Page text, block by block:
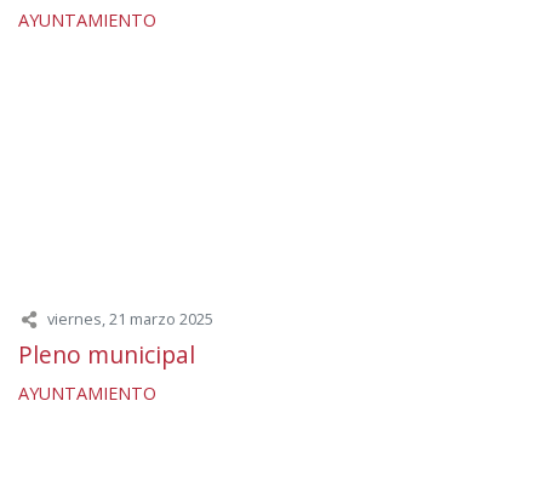
AYUNTAMIENTO
viernes, 21 marzo 2025
Pleno municipal
AYUNTAMIENTO